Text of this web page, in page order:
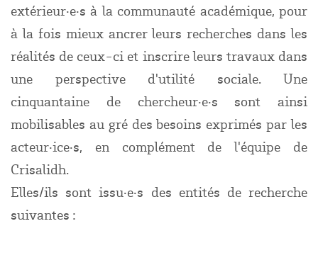
extérieur·e·s à la communauté académique, pour
à la fois mieux ancrer leurs recherches dans les
réalités de ceux-ci et inscrire leurs travaux dans
une perspective d'utilité sociale. Une
cinquantaine de chercheur·e·s sont ainsi
mobilisables au gré des besoins exprimés par les
acteur·ice·s, en complément de l'équipe de
Crisalidh.
Elles/ils sont issu·e·s des entités de recherche
suivantes :